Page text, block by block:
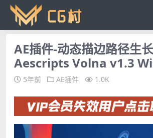
AE插件-动态描边路径生
Aescripts Volna v1.3
5年前 AE插件 1.0K